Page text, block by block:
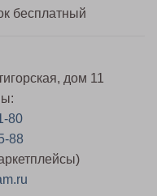
бесплатный
дом 11
80
88